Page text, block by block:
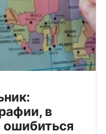
в
ошибиться